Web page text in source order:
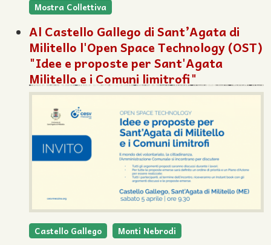
Mostra Collettiva
Al Castello Gallego di Sant’Agata di
Militello l'Open Space Technology (OST)
"Idee e proposte per Sant'Agata
Militello e i Comuni limitrofi"
Castello Gallego Monti Nebrodi